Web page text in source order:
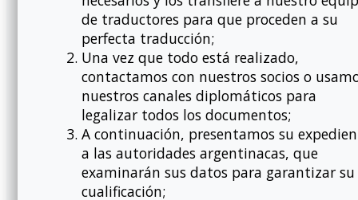
de traductores para que proceden a su
perfecta traducción;
Una vez que todo está realizado,
contactamos con nuestros socios o
nuestros canales diplomáticos para
legalizar todos los documentos;
A continuación, presentamos su
a las autoridades argentinacas, que
examinarán sus datos para garantizar su
cualificación;